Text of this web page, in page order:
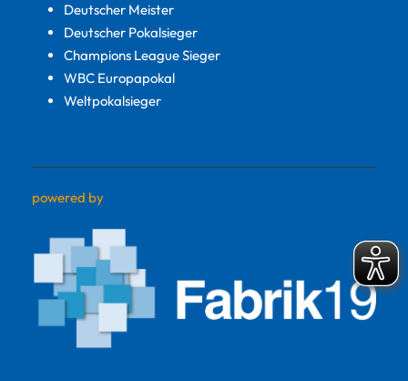
Deutscher Meister
Deutscher Pokalsieger
Champions League Sieger
WBC Europapokal
Weltpokalsieger
powered by